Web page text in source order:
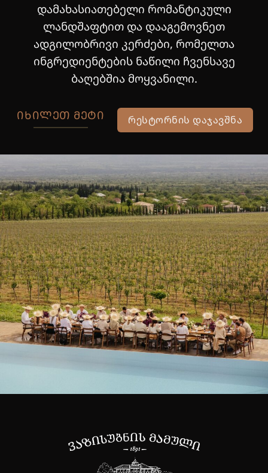
დამახასიათებელი რომანტიკული
ლანდშაფტით და დააგემოვნეთ
ადგილობრივი კერძები, რომელთა
ინგრედიენტების ნაწილი ჩვენსავე
ბაღებშია მოყვანილი.
ᲘᲮᲘᲚᲔᲗ ᲛᲔᲢᲘ ᲠᲔᲡᲢᲝᲠᲜᲘᲡ ᲓᲐᲯᲐᲕᲨᲜᲐ